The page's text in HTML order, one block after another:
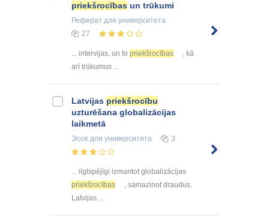
priekšrocības un trūkumi
Реферат для университета
27
... intervijas, un to priekšrocības
, kā
arī trūkumus ...
Latvijas priekšrocību
uzturēšana globalizācijas
laikmetā
Эссе для университета 3
... ilgtspējīgi izmantot globalizācijas
priekšrocības
, samazinot draudus.
Latvijas ...